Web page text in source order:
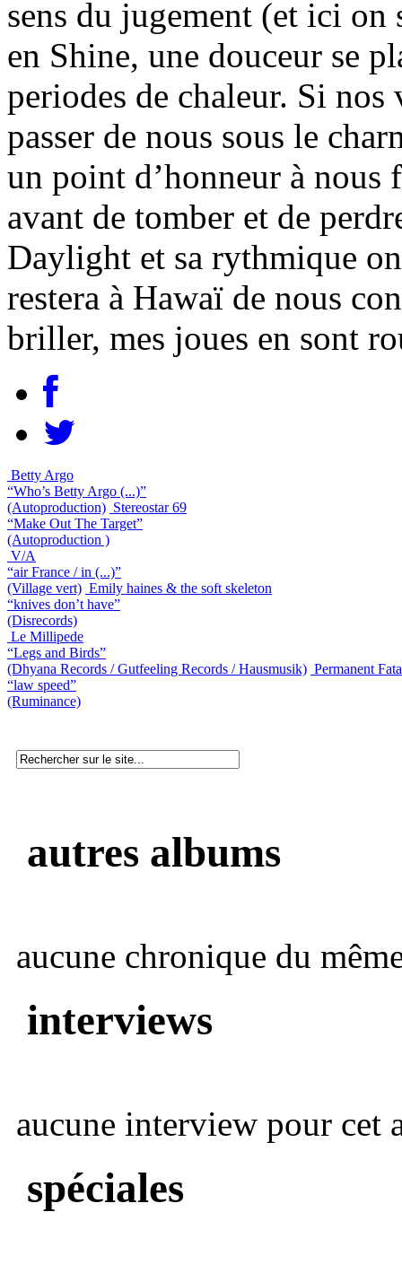
sens du jugement (et ici on
en Shine, une douceur se
periodes de chaleur. Si nos
passer de nous sous le
un point d’honneur à nous
avant de tomber et de
Daylight et sa rythmique
restera à Hawaï de nous
briller, mes joues en sont
Betty Argo
“Who’s Betty Argo (...)”
(Autoproduction) Stereostar 69
“Make Out The Target”
(Autoproduction )
V/A
“air France / in (...)”
(Village vert) Emily haines & the soft skeleton
“knives don’t have”
(Disrecords)
Le Millipede
“Legs and Birds”
(Dhyana Records / Gutfeeling Records / Hausmusik) Permanent
“law speed”
(Ruminance)
autres albums
aucune chronique du
interviews
aucune interview pour cet
spéciales